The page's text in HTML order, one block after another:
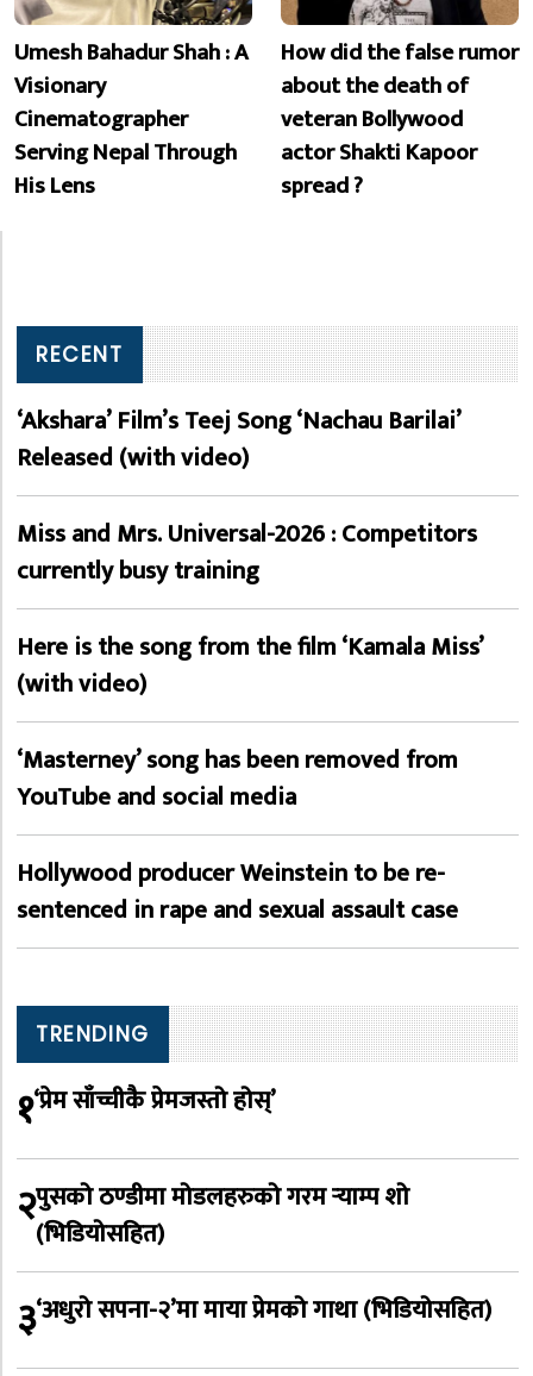
Umesh Bahadur Shah : A
Visionary
Cinematographer
Serving Nepal Through
His Lens
How did the false rumor
about the death of
veteran Bollywood
actor Shakti Kapoor
spread ?
RECENT
‘Akshara’ Film’s Teej Song ‘Nachau Barilai’
Released (with video)
Miss and Mrs. Universal-2026 : Competitors
currently busy training
Here is the song from the film ‘Kamala Miss’
(with video)
‘Masterney’ song has been removed from
YouTube and social media
Hollywood producer Weinstein to be re-
sentenced in rape and sexual assault case
TRENDING
१‘प्रेम साँच्चीकै प्रेमजस्तो होस्’
२पुसको ठण्डीमा मोडलहरुको गरम र्‍याम्प शो
(भिडियोसहित)
३‘अधुरो सपना-२’मा माया प्रेमको गाथा (भिडियोसहित)